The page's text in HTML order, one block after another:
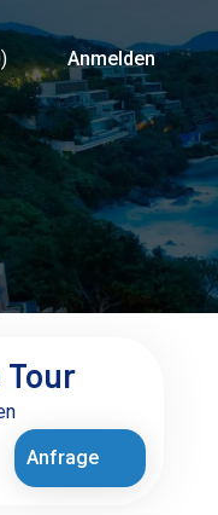
) Anmelden
Tour
Anfrage